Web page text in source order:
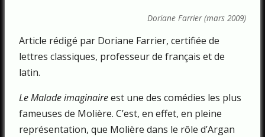
Doriane Farrier (mars 2009)
Article rédigé par Doriane Farrier, certifiée de
lettres classiques, professeur de français et de
latin.
Le Malade imaginaireest une des comédies les plus
fameuses de Molière. C’est, en effet, en pleine
représentation, que Molière dans le rôle d’Argan